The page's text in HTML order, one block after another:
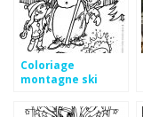
Coloriage
montagne ski